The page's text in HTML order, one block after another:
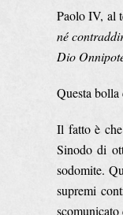
Paolo IV, al
né
Dio
Questa
Il fatto è
Sinodo di
sodomite.
supremi